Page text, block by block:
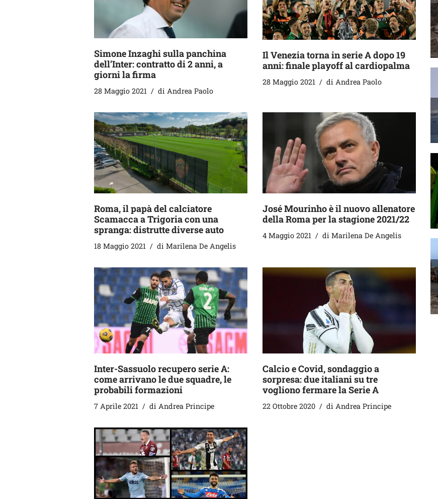
Simone Inzaghi sulla panchina
dell’Inter: contratto di 2 anni, a
giorni la firma
28 Maggio 2021 di Andrea Paolo
Il Venezia torna in serie A dopo 19
anni: finale playoff al cardiopalma
28 Maggio 2021 di Andrea Paolo
Roma, il papà del calciatore
Scamacca a Trigoria con una
spranga: distrutte diverse auto
18 Maggio 2021 di Marilena De Angelis
José Mourinho è il nuovo allenatore
della Roma per la stagione 2021/22
4 Maggio 2021 di Marilena De Angelis
Inter-Sassuolo recupero serie A:
come arrivano le due squadre, le
probabili formazioni
7 Aprile 2021 di Andrea Principe
Calcio e Covid, sondaggio a
sorpresa: due italiani su tre
vogliono fermare la Serie A
22 Ottobre 2020 di Andrea Principe